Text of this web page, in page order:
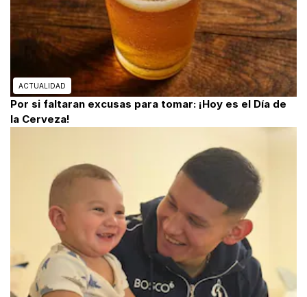
ACTUALIDAD
Por si faltaran excusas para tomar: ¡Hoy es el Día de
la Cerveza!